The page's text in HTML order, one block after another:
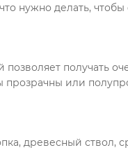
нужно делать,
получать
или
древесный ствол,